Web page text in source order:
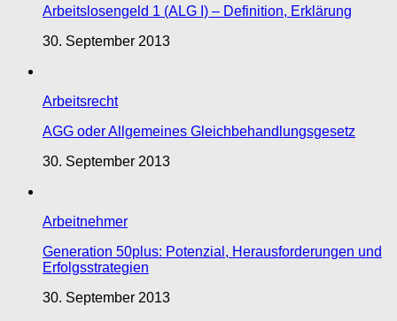
Arbeitslosengeld 1 (ALG I) – Definition, Erklärung
30. September 2013
Arbeitsrecht
AGG oder Allgemeines Gleichbehandlungsgesetz
30. September 2013
Arbeitnehmer
Generation 50plus: Potenzial, Herausforderungen und
Erfolgsstrategien
30. September 2013